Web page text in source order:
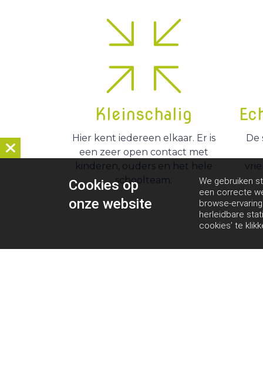
Kleinschalig
Hier kent iedereen elkaar. Er is
een zeer open contact met
kinderen, ouders en het hele
schoolteam.
Cookies op
onze website
We gebruiken
een correcte
browse-
herleidbare
cookies’ te